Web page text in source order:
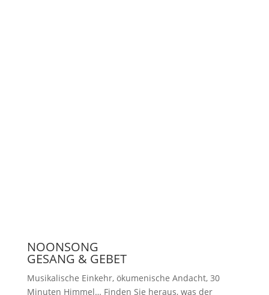
NOONSONG
GESANG & GEBET
Musikalische Einkehr, ökumenische Andacht, 30
Minuten Himmel… Finden Sie heraus, was der